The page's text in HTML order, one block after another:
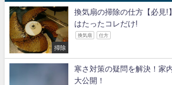
掃除
換気扇の掃除の仕方【必見!
はたったコレだけ!
換気扇 仕方
寒さ対策の疑問を解決！家
大公開！